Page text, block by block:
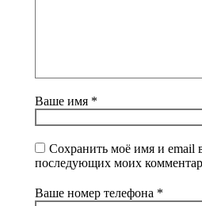
Ваше имя *
Сохранить моё имя и email
последующих моих
Ваше номер телефона *